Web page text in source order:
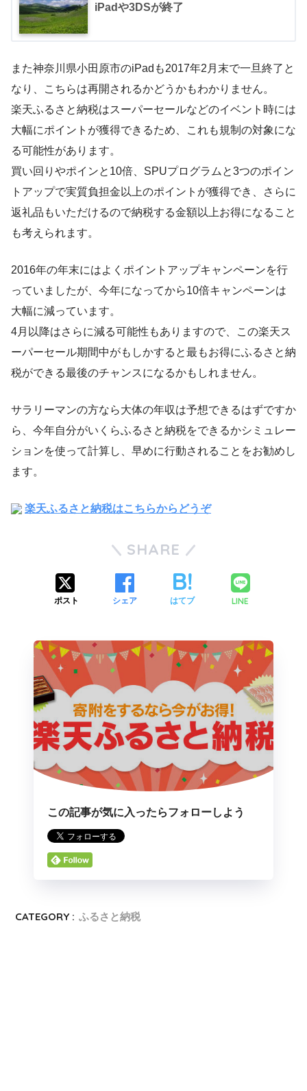
iPadや3DSが終了
また神奈川県小田原市のiPadも2017年2月末で一旦終了と
なり、こちらは再開されるかどうかもわかりません。
楽天ふるさと納税はスーパーセールなどのイベント時には
大幅にポイントが獲得できるため、これも規制の対象にな
る可能性があります。
買い回りやポインと10倍、SPUプログラムと3つのポイン
トアップで実質負担金以上のポイントが獲得でき、さらに
返礼品もいただけるので納税する金額以上お得になること
も考えられます。
2016年の年末にはよくポイントアップキャンペーンを行
っていましたが、今年になってから10倍キャンペーンは
大幅に減っています。
4月以降はさらに減る可能性もありますので、この楽天ス
ーパーセール期間中がもしかすると最もお得にふるさと納
税ができる最後のチャンスになるかもしれません。
サラリーマンの方なら大体の年収は予想できるはずですか
ら、今年自分がいくらふるさと納税をできるかシミュレー
ションを使って計算し、早めに行動されることをお勧めし
ます。
楽天ふるさと納税はこちらからどうぞ
SHARE
ポスト シェア はてブ LINE
この記事が気に入ったらフォローしよう
CATEGORY : ふるさと納税